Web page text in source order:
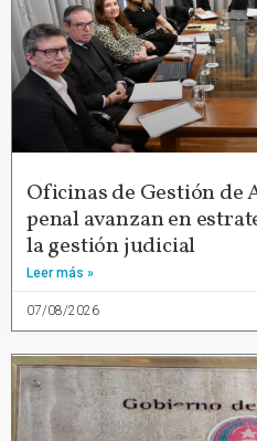
Oficinas de Gestión de
penal avanzan en
la gestión judicial
Leer más »
07/08/2026